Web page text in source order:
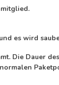
es wird
Die Dauer